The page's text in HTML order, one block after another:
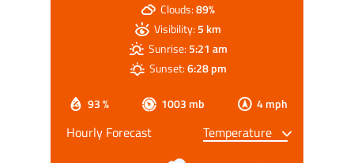
93 % 1003 mb 4 mph
Clouds:89%
Visibility:5 km
Sunrise:5:21 am
Sunset:6:28 pm
Hourly Forecast